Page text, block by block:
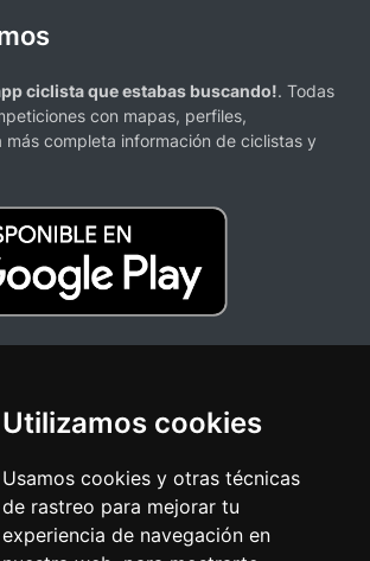
Utilizamos cookies
Usamos cookies y otras técnicas
de rastreo para mejorar tu
experiencia de navegación en
ciclista que estabas buscando!. Todas
con mapas, perfiles,
más completa información de ciclistas y